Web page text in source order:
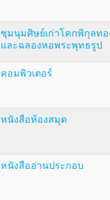
ชุมนุมศิษย์เก่าโคกพิกุลท
และฉลองหอพระพุทธรูป
คอมพิวเตอร์
หนังสือห้องสมุด
หนังสืออ่านประกอบ